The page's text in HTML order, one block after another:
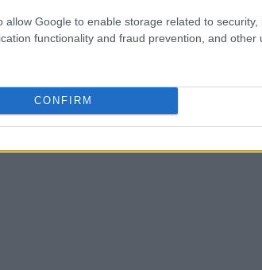
allow Google to enable storage related to security,
functionality and fraud prevention, and other
CONFIRM
innovative. Il corso, che partirà
con entusiasmo dalla comunità